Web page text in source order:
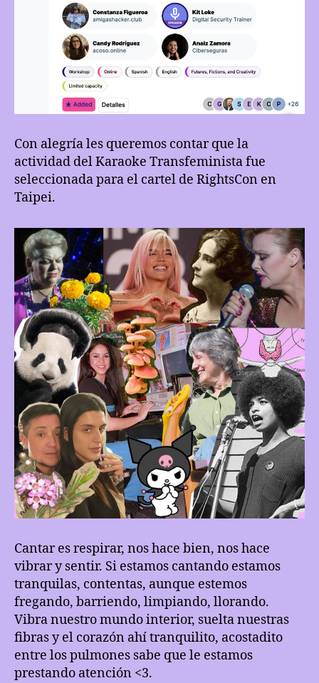
Con alegría les queremos contar que la
actividad del Karaoke Transfeminista fue
seleccionada para el cartel de RightsCon en
Taipei.
Cantar es respirar, nos hace bien, nos hace
vibrar y sentir. Si estamos cantando estamos
tranquilas, contentas, aunque estemos
fregando, barriendo, limpiando, llorando.
Vibra nuestro mundo interior, suelta nuestras
fibras y el corazón ahí tranquilito, acostadito
entre los pulmones sabe que le estamos
prestando atención <3.